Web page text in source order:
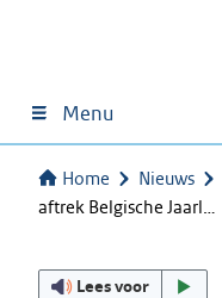
Menu
Home Nieuws
aftrek Belgische Jaarl…
Lees voor